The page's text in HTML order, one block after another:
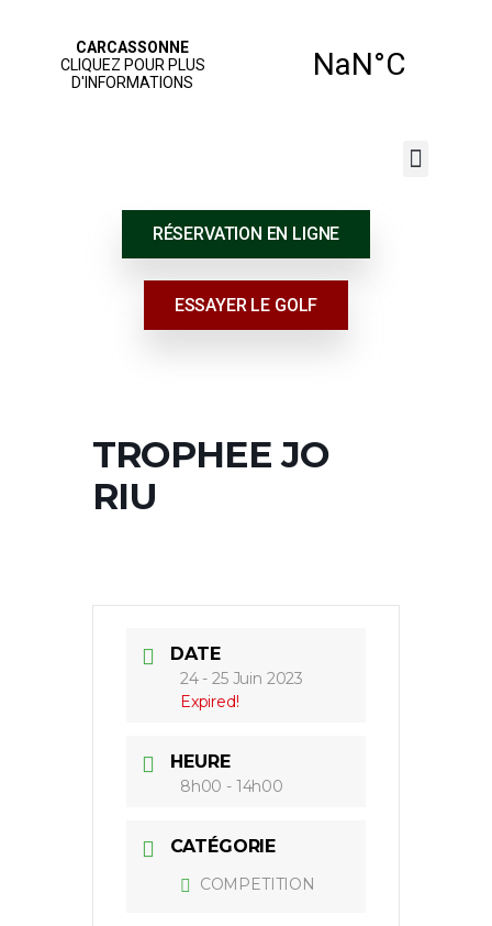
RÉSERVATION EN LIGNE
ESSAYER LE GOLF
TROPHEE JO
RIU
DATE
24 - 25 Juin 2023
Expired!
HEURE
8h00 - 14h00
CATÉGORIE
COMPETITION